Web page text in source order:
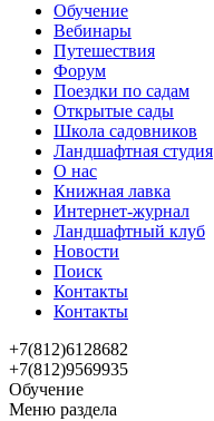
Обучение
Вебинары
Путешествия
Форум
Поездки по садам
Открытые сады
Школа садовников
Ландшафтная студия
О нас
Книжная лавка
Интернет-журнал
Ландшафтный клуб
Новости
Поиск
Контакты
Контакты
+7(812)6128682
+7(812)9569935
Обучение
Меню раздела